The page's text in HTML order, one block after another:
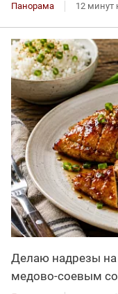
Панорама 12 минут
Делаю надрезы
медово-соевым